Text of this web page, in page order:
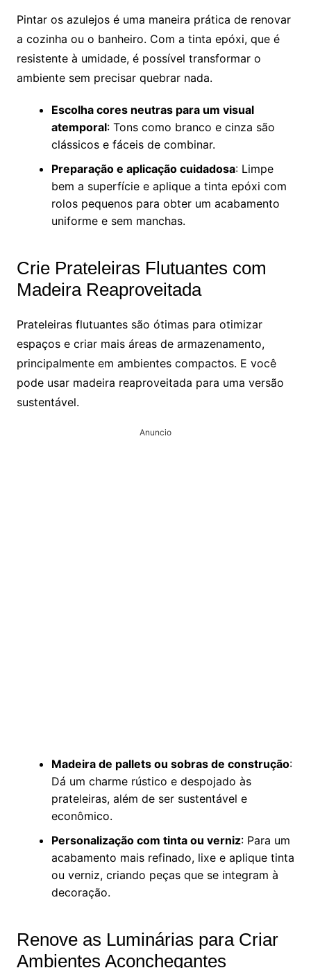
Pintar os azulejos é uma maneira prática de renovar
a cozinha ou o banheiro. Com a tinta epóxi, que é
resistente à umidade, é possível transformar o
ambiente sem precisar quebrar nada.
Escolha cores neutras para um visual
atemporal: Tons como branco e cinza são
clássicos e fáceis de combinar.
Preparação e aplicação cuidadosa: Limpe
bem a superfície e aplique a tinta epóxi com
rolos pequenos para obter um acabamento
uniforme e sem manchas.
Crie Prateleiras Flutuantes com
Madeira Reaproveitada
Prateleiras flutuantes são ótimas para otimizar
espaços e criar mais áreas de armazenamento,
principalmente em ambientes compactos. E você
pode usar madeira reaproveitada para uma versão
sustentável.
Anuncio
Madeira de pallets ou sobras de construção:
Dá um charme rústico e despojado às
prateleiras, além de ser sustentável e
econômico.
Personalização com tinta ou verniz: Para um
acabamento mais refinado, lixe e aplique tinta
ou verniz, criando peças que se integram à
decoração.
Renove as Luminárias para Criar
Ambientes Aconchegantes